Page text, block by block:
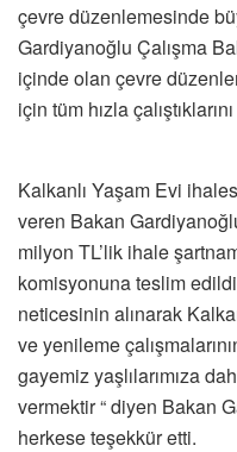
çevre düzenlemesinde
Gardiyanoğlu Çalışma
içinde olan çevre
için tüm hızla
Kalkanlı Yaşam Evi
veren Bakan
milyon TL’lik ihale
komisyonuna teslim
neticesinin alınarak
ve yenileme
gayemiz yaşlılarımıza
vermektir “ diyen Bakan
herkese teşekkür etti.